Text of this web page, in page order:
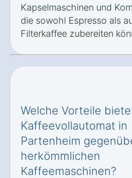
Kapselmaschinen und
die sowohl Espresso als
Filterkaffee zubereiten
Welche Vorteile
Kaffeevollautomat in
Partenheim
herkömmlichen
Kaffeemaschinen?